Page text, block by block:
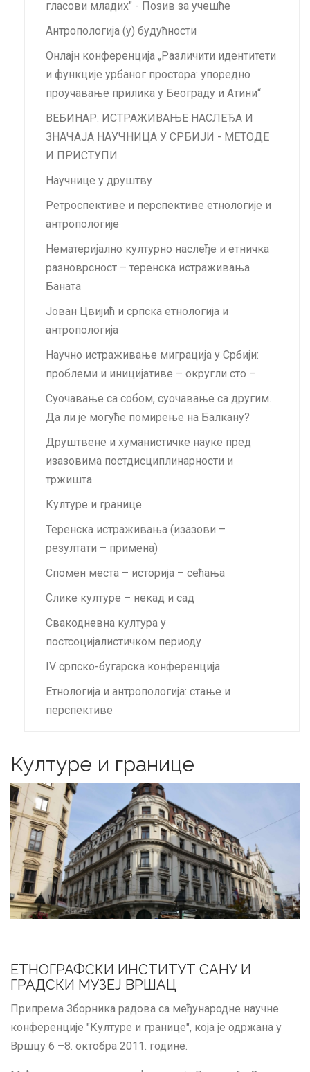
гласови младих" - Позив за учешће
Антропологија (у) будућности
Онлајн конференција „Различити идентитети
и функције урбаног простора: упоредно
проучавање прилика у Београду и Атини“
ВЕБИНАР: ИСТРАЖИВАЊЕ НАСЛЕЂА И
ЗНАЧАЈА НАУЧНИЦА У СРБИЈИ - МЕТOДЕ
И ПРИСТУПИ
Научнице у друштву
Ретроспективе и перспективе етнологије и
антропологије
Нематеријално културно наслеђе и етничка
разноврсност – теренска истраживања
Баната
Jован Цвијић и српска етнологија и
антропологија
Научно истраживање миграција у Србији:
проблеми и иницијативе – округли сто –
Суочавање са собом, суочавање са другим.
Да ли је могуће помирење на Балкану?
Друштвене и хуманистичке науке пред
изазовима постдисциплинарности и
тржишта
Културе и границе
Теренска истраживања (изазови –
резултати – примена)
Спомен места – историја – сећања
Слике културе – некад и сад
Свакодневна култура у
постсоцијалистичком периоду
IV српско-бугарска конференција
Етнологија и антропологија: стање и
перспективе
Културе и границе
ЕТНОГРАФСКИ ИНСТИТУТ САНУ И
ГРАДСКИ МУЗЕЈ ВРШАЦ
Припрема Зборника радова са међународне научне
конференције "Културе и границе", која је одржана у
Вршцу 6 –8. октобра 2011. године.